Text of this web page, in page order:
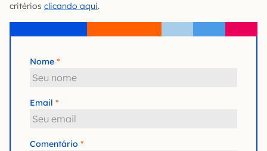
critérios clicando aqui.
Nome
Email
Comentário